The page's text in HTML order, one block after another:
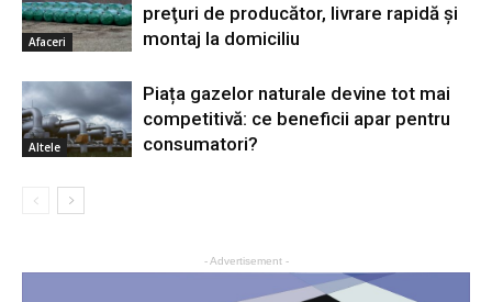
Afaceri
preţuri de producător, livrare rapidă şi
montaj la domiciliu
Altele
Piața gazelor naturale devine tot mai
competitivă: ce beneficii apar pentru
consumatori?
- Advertisement -